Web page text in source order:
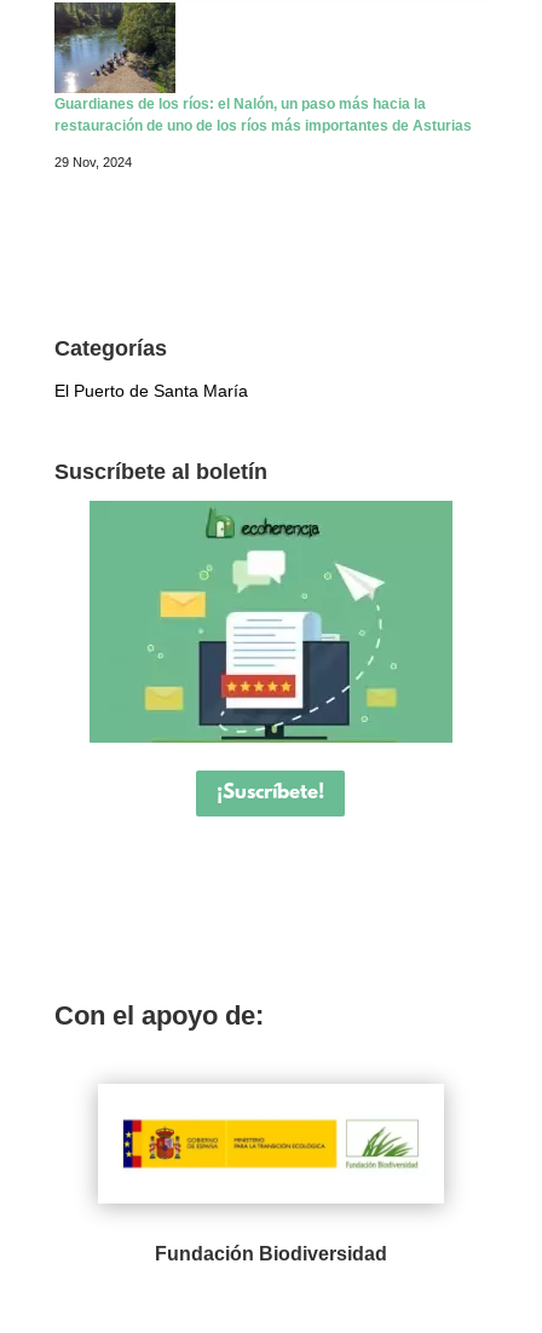
Guardianes de los ríos: el Nalón, un paso más hacia la
restauración de uno de los ríos más importantes de Asturias
29 Nov, 2024
Categorías
El Puerto de Santa María
Suscríbete al boletín
¡Suscríbete!
Con el apoyo de:
Fundación Biodiversidad